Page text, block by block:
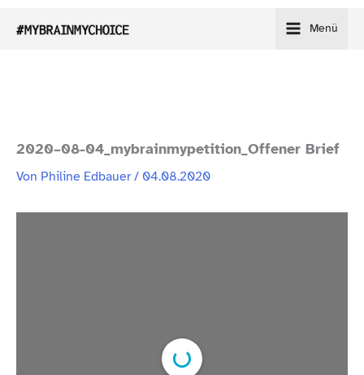
Inhalt
Menü
2020–08-04_mybrainmypetition_Offener Brief
Von Philine Edbauer/ 04.08.2020